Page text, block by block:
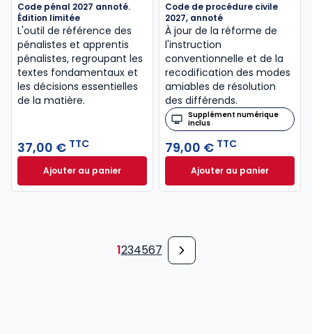
Code pénal 2027 annoté.
Édition limitée
L'outil de référence des
pénalistes et apprentis
pénalistes, regroupant les
textes fondamentaux et
les décisions essentielles
de la matière.
37,00 € TTC
Ajouter au panierCode pénal 2027 annoté. Édition limitée à 37,00 €
Code de procédure civile
2027, annoté
À jour de la réforme de
l'instruction
conventionnelle et de la
recodification des modes
amiables de résolution
des différends.
Supplément numérique
inclus
79,00 € TTC
Ajouter au panier
Code de
1234567